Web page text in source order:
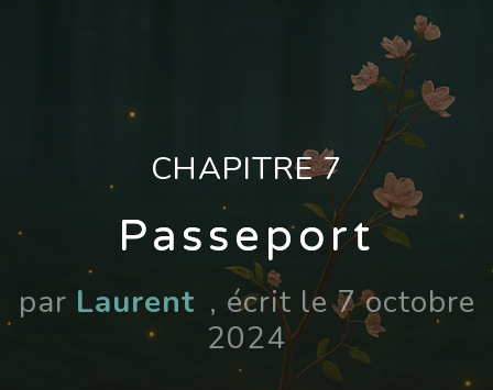
CHAPITRE 7
Passeport
par Laurent , écrit le 7 octobre
2024